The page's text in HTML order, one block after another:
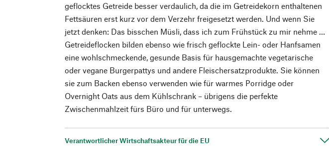
geflocktes Getreide besser verdaulich, da die im Getreidekorn enthaltenen
Fettsäuren erst kurz vor dem Verzehr freigesetzt werden. Und wenn Sie
jetzt denken: Das bisschen Müsli, dass ich zum Frühstück zu mir nehme …
Getreideflocken bilden ebenso wie frisch geflockte Lein- oder Hanfsamen
eine wohlschmeckende, gesunde Basis für hausgemachte vegetarische
oder vegane Burgerpattys und andere Fleischersatzprodukte. Sie können
sie zum Backen ebenso verwenden wie für warmes Porridge oder
Overnight Oats aus dem Kühlschrank – übrigens die perfekte
Zwischenmahlzeit fürs Büro und für unterwegs.
Verantwortlicher Wirtschaftsakteur für die EU